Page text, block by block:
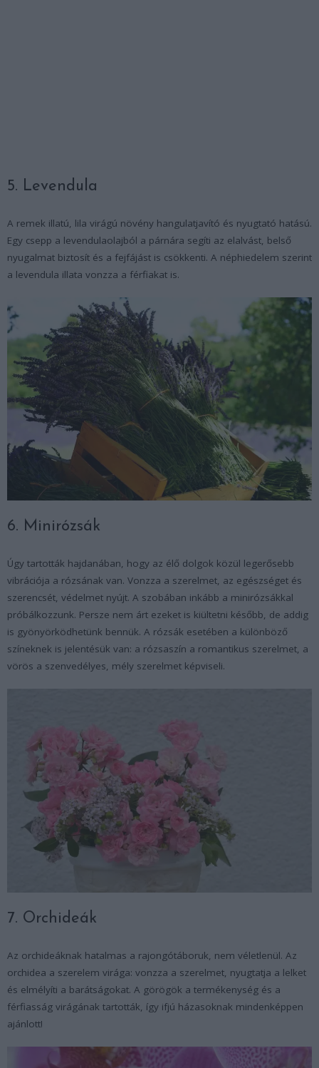
5. Levendula
A remek illatú, lila virágú növény hangulatjavító és nyugtató hatású.
Egy csepp a levendulaolajból a párnára segíti az elalvást, belső
nyugalmat biztosít és a fejfájást is csökkenti. A néphiedelem szerint
a levendula illata vonzza a férfiakat is.
6. Minirózsák
Úgy tartották hajdanában, hogy az élő dolgok közül legerősebb
vibrációja a rózsának van. Vonzza a szerelmet, az egészséget és
szerencsét, védelmet nyújt. A szobában inkább a minirózsákkal
próbálkozzunk. Persze nem árt ezeket is kiültetni később, de addig
is gyönyörködhetünk bennük. A rózsák esetében a különböző
színeknek is jelentésük van: a rózsaszín a romantikus szerelmet, a
vörös a szenvedélyes, mély szerelmet képviseli.
7. Orchideák
Az orchideáknak hatalmas a rajongótáboruk, nem véletlenül. Az
orchidea a szerelem virága: vonzza a szerelmet, nyugtatja a lelket
és elmélyíti a barátságokat. A görögök a termékenység és a
férfiasság virágának tartották, így ifjú házasoknak mindenképpen
ajánlott!